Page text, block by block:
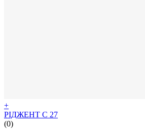
+
РІДЖЕНТ С 27
(0)